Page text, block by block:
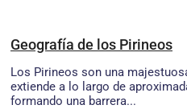
Geografía de los Pirineos
Los Pirineos son una
extiende a lo largo de
formando una barrera...